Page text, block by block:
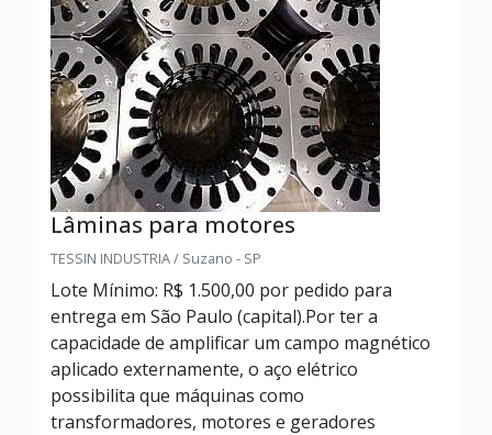
Lâminas para motores
TESSIN INDUSTRIA / Suzano - SP
Lote Mínimo: R$ 1.500,00 por pedido para
entrega em São Paulo (capital).Por ter a
capacidade de amplificar um campo magnético
aplicado externamente, o aço elétrico
possibilita que máquinas como
transformadores, motores e geradores